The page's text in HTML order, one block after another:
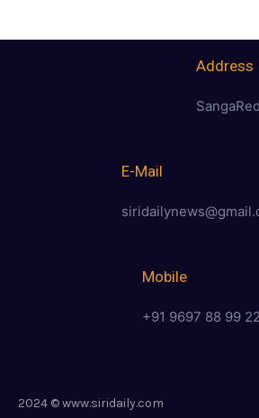
Address
E-Mail
Mobile
+91 9697 88 99 22
2024 © www.siridaily.com